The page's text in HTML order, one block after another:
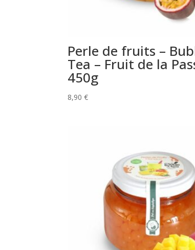
Perle de fruits –
Tea – Fruit de la
450g
8,90 €